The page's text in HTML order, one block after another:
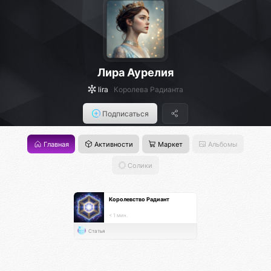
Лира Аурелия
lira Королева Радианта
Подписаться
Главная Активности Маркет Альбомы
Солики
Королевство Радиант
< 1 мин.
Статья